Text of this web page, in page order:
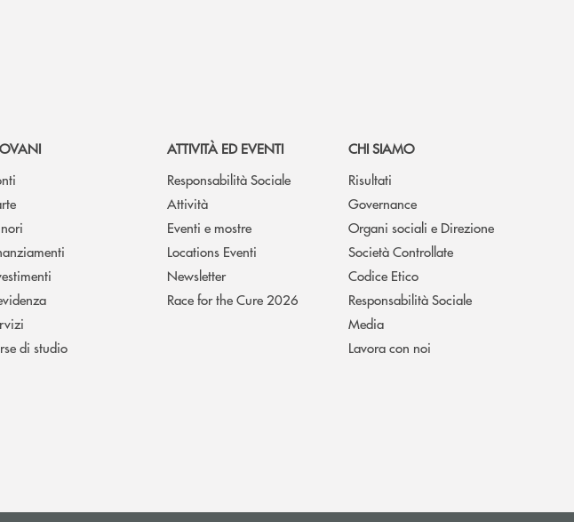
di studio
ATTIVITÀ ED EVENTI
Responsabilità Sociale
Attività
Eventi e mostre
Locations Eventi
Newsletter
Race for the Cure 2026
CHI SIAMO
Risultati
Governance
Organi sociali e Direzione
Società Controllate
Codice Etico
Responsabilità Sociale
Media
Lavora con noi